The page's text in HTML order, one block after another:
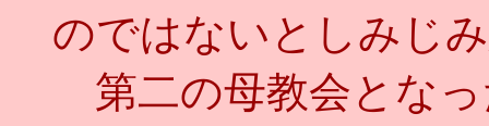
のではないとしみ
第二の母教会とな